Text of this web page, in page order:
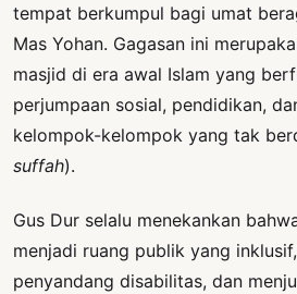
tempat berkumpul bagi umat
Mas Yohan. Gagasan ini
masjid di era awal Islam yang
perjumpaan sosial, pendidikan,
kelompok-kelompok yang tak
suffah).
Gus Dur selalu menekankan
menjadi ruang publik yang
penyandang disabilitas, dan